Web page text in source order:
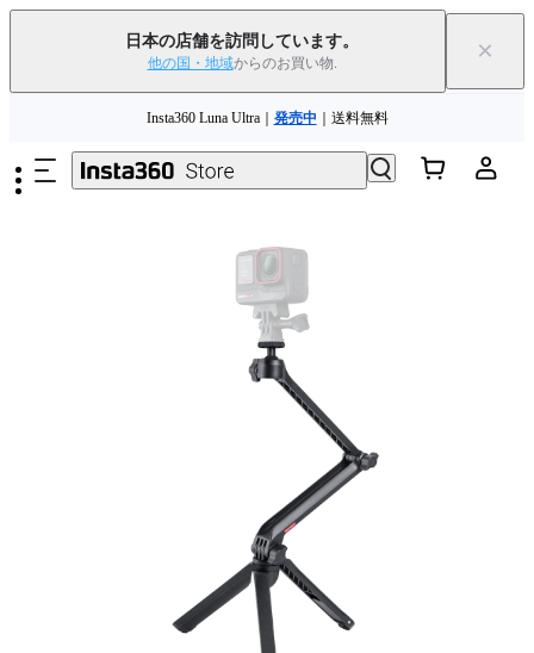
日本の店舗を訪問しています。
他の国・地域からのお買い物. ×
Insta360 Luna Ultra｜ 発売中 ｜送料無料
下取りで旧デバイスを出すと、新規購入でキャッシュバックまたはクー
ポンを獲得できます
詳細を見る
Insta360 Luna Ultra｜ 発売中